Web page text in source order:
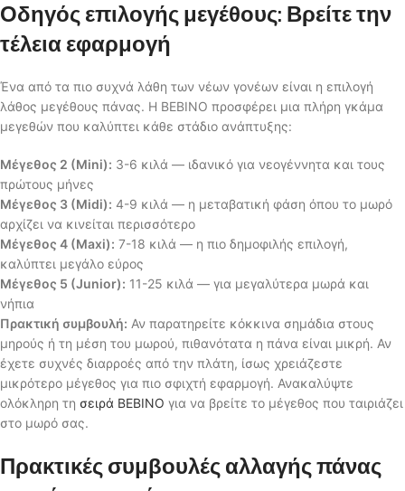
Οδηγός επιλογής μεγέθους: Βρείτε την
τέλεια εφαρμογή
Ένα από τα πιο συχνά λάθη των νέων γονέων είναι η επιλογή
λάθος μεγέθους πάνας. Η BEBINO προσφέρει μια πλήρη γκάμα
μεγεθών που καλύπτει κάθε στάδιο ανάπτυξης:
Μέγεθος 2 (Mini): 3-6 κιλά — ιδανικό για νεογέννητα και τους
πρώτους μήνες
Μέγεθος 3 (Midi): 4-9 κιλά — η μεταβατική φάση όπου το μωρό
αρχίζει να κινείται περισσότερο
Μέγεθος 4 (Maxi): 7-18 κιλά — η πιο δημοφιλής επιλογή,
καλύπτει μεγάλο εύρος
Μέγεθος 5 (Junior): 11-25 κιλά — για μεγαλύτερα μωρά και
νήπια
Πρακτική συμβουλή: Αν παρατηρείτε κόκκινα σημάδια στους
μηρούς ή τη μέση του μωρού, πιθανότατα η πάνα είναι μικρή. Αν
έχετε συχνές διαρροές από την πλάτη, ίσως χρειάζεστε
μικρότερο μέγεθος για πιο σφιχτή εφαρμογή. Ανακαλύψτε
ολόκληρη τη σειρά BEBINO για να βρείτε το μέγεθος που ταιριάζει
στο μωρό σας.
Πρακτικές συμβουλές αλλαγής πάνας